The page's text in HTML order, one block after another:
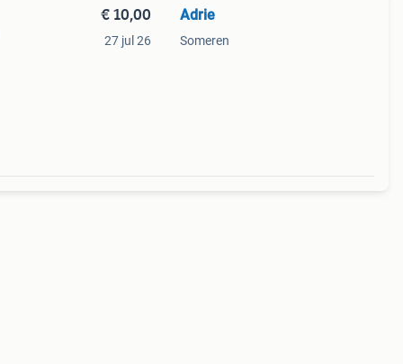
€ 10,00
27 jul 26
Adrie
Someren